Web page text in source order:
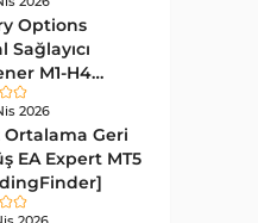
83
498
Options
Sağlayıcı
M1-H4
-
2026
Ortalama Geri
EA Expert MT5